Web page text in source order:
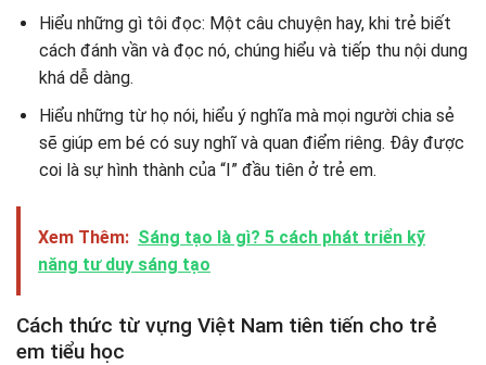
Hiểu những gì tôi đọc: Một câu chuyện hay, khi trẻ biết
cách đánh vần và đọc nó, chúng hiểu và tiếp thu nội dung
khá dễ dàng.
Hiểu những từ họ nói, hiểu ý nghĩa mà mọi người chia sẻ
sẽ giúp em bé có suy nghĩ và quan điểm riêng. Đây được
coi là sự hình thành của “I” đầu tiên ở trẻ em.
Xem Thêm: Sáng tạo là gì? 5 cách phát triển kỹ
năng tư duy sáng tạo
Cách thức từ vựng Việt Nam tiên tiến cho trẻ
em tiểu học